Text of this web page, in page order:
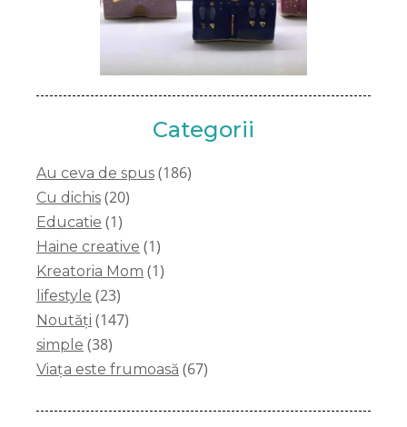
Categorii
Au ceva de spus (186)
Cu dichis (20)
Educatie (1)
Haine creative (1)
Kreatoria Mom (1)
lifestyle (23)
Noutăți (147)
simple (38)
Viața este frumoasă (67)